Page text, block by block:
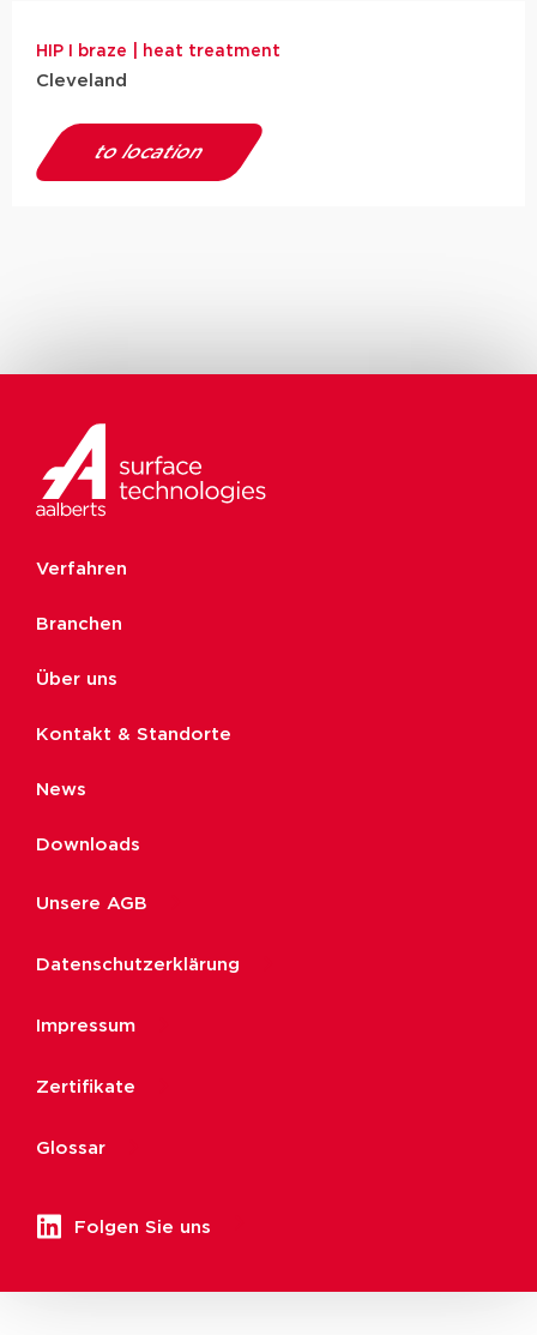
HIP I braze | heat treatment
Cleveland
to location
Verfahren
Branchen
Über uns
Kontakt & Standorte
News
Downloads
Unsere AGB
Datenschutzerklärung
Impressum
Zertifikate
Glossar
Folgen Sie uns